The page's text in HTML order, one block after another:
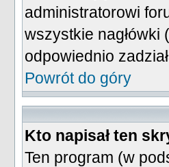
administratorowi
wszystkie
odpowiednio
Powrót do góry
Kto napisał ten
Ten program (w